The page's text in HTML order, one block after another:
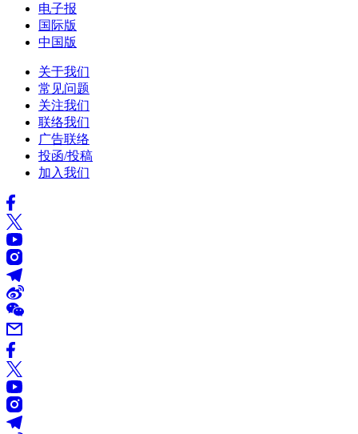
电子报
国际版
中国版
关于我们
常见问题
关注我们
联络我们
广告联络
投函/投稿
加入我们